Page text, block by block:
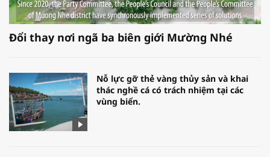
Đổi thay nơi ngã ba biên giới Mường Nhé
Nỗ lực gỡ thẻ vàng thủy sản và khai
thác nghề cá có trách nhiệm tại các
vùng biển.